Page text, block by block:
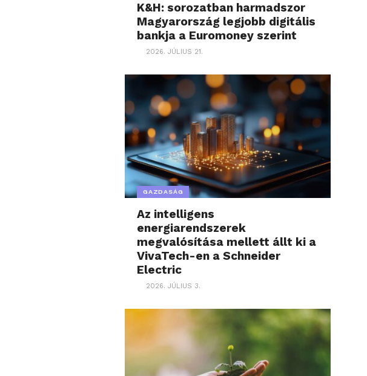
K&H: sorozatban harmadszor
Magyarország legjobb digitális
bankja a Euromoney szerint
2026. JÚLIUS 21.
GAZDASÁG
Az intelligens
energiarendszerek
megvalósítása mellett állt ki a
VivaTech-en a Schneider
Electric
2026. JÚLIUS 3.